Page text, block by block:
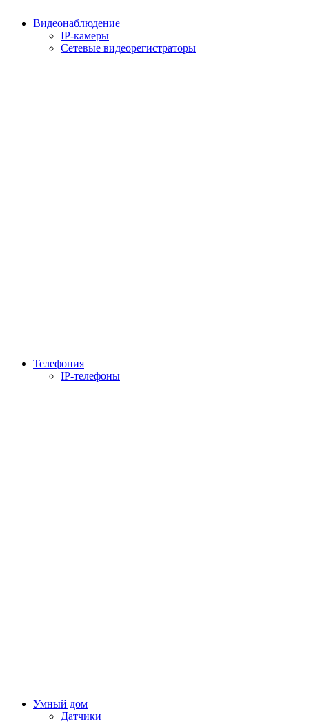
Видеонаблюдение
IP-камеры
Сетевые видеорегистраторы
Телефония
IP-телефоны
Умный дом
Датчики